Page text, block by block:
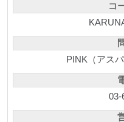
コ
PINK（アス
03-